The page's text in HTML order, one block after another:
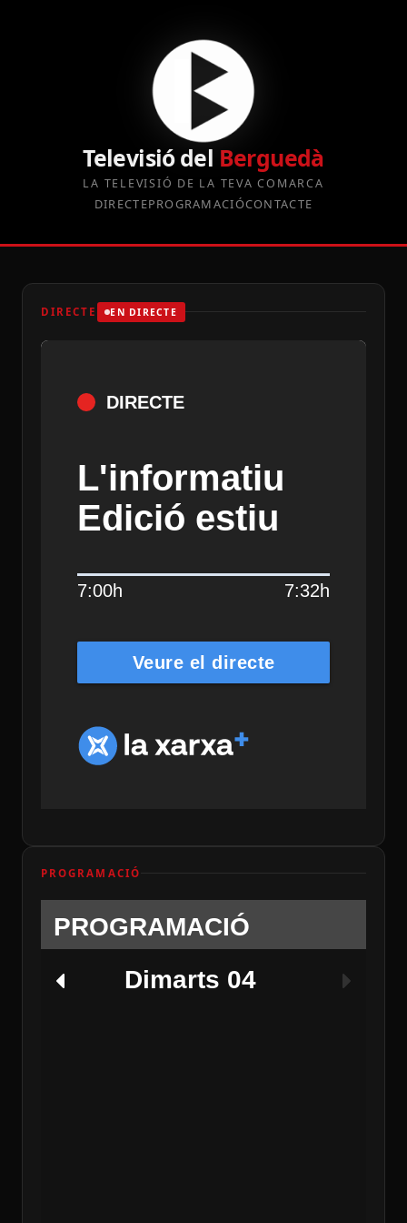
Televisió del Berguedà
LA TELEVISIÓ DE LA TEVA COMARCA
DIRECTEPROGRAMACIÓCONTACTE
DIRECTE EN DIRECTE
DIRECTE
L'informatiu
Edició estiu
7:00h 7:32h
Veure el directe
PROGRAMACIÓ
PROGRAMACIÓ
Dimarts 04